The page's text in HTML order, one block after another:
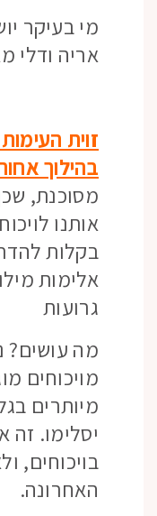
מי בעיקר
אריה ודלי
זוית
בהילוך
מסוכנת,
אותנו
בקלות
אלימות
גרועות
מה עושים?
מויכוחים
מיותרים
יסלימו. זה
בויכוחים,
האחרונה.